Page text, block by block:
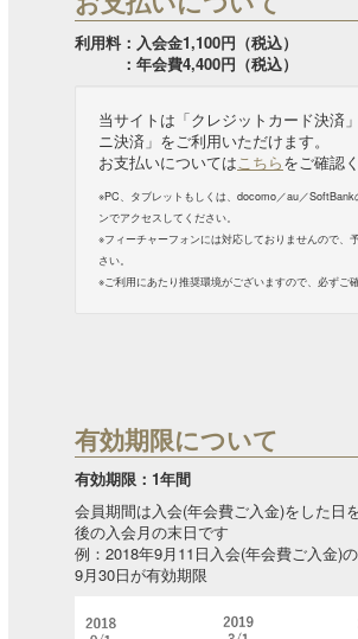
利用料：入会金1,100円（税込）
：年会費4,400円（税込）
当サイトは「クレジットカード決済
ニ決済」をご利用いただけます。
お支払いについては こちらをご確認
※PC、タブレットもしくは、docomo／au／SoftBank
ンでアクセスしてください。
※フィーチャーフォンには対応しておりませんので、
さい。
※ご利用にあたり推奨環境がございますので、必ずご確
有効期限について
有効期限：1年間
会員期間は入会(年会費ご入金)をした日
後の入会月の末日です
例：2018年9月11日入会(年会費ご入金)
9月30日が有効期限